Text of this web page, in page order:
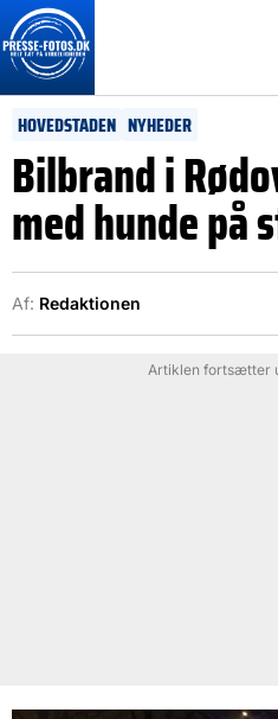
HOVEDSTADEN NYHEDER
Bilbrand i
med hunde på
Af: Redaktionen
Artiklen fortsætter